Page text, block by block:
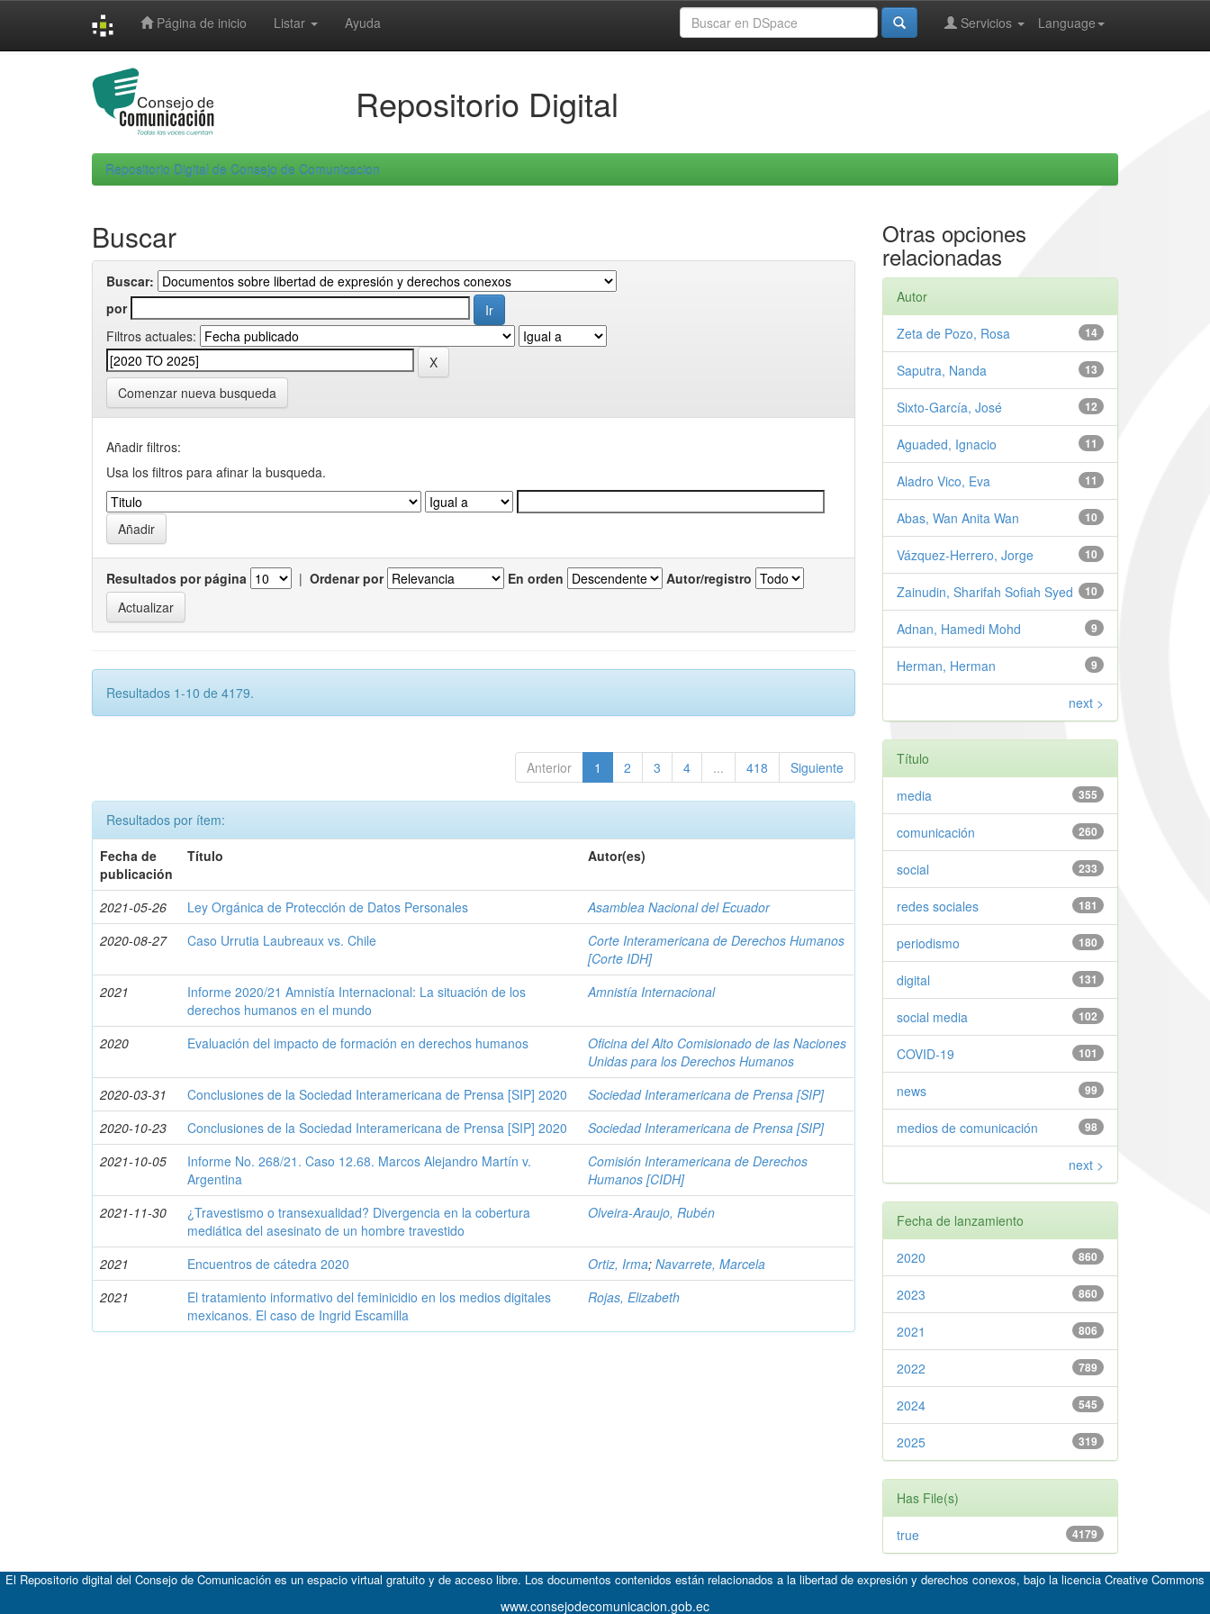
Página de inicio Listar Ayuda Language
Servicios
Repositorio Digital
Repositorio Digital de Consejo de Comunicacion
Buscar
Buscar:
por
Filtros actuales:
Comenzar nueva busqueda
Añadir filtros:
Usa los filtros para afinar la busqueda.
Resultados por página | Ordenar por En orden Autor/registro
Resultados 1-10 de 4179.
Anterior 1 2 3 4 ... 418 Siguiente
Resultados por ítem:
Fecha de
publicación
Título Autor(es)
2021-05-26 Ley Orgánica de Protección de Datos Personales
Asamblea Nacional del Ecuador
2020-08-27
Caso Urrutia Laubreaux vs. Chile
Corte Interamericana de Derechos Humanos
[Corte IDH]
2021
Informe 2020/21 Amnistía Internacional: La situación de los
derechos humanos en el mundo
Amnistía Internacional
2020 Evaluación del impacto de formación en derechos humanos
Oficina del Alto Comisionado de las Naciones
Unidas para los Derechos Humanos
2020-03-31
Conclusiones de la Sociedad Interamericana de Prensa [SIP] 2020
Sociedad Interamericana de Prensa [SIP]
2020-10-23
Conclusiones de la Sociedad Interamericana de Prensa [SIP] 2020
Sociedad Interamericana de Prensa [SIP]
2021-10-05
Informe No. 268/21. Caso 12.68. Marcos Alejandro Martín v.
Argentina
Comisión Interamericana de Derechos
Humanos [CIDH]
2021-11-30
¿Travestismo o transexualidad? Divergencia en la cobertura
mediática del asesinato de un hombre travestido
Olveira-Araujo, Rubén
2021 Encuentros de cátedra 2020 Ortiz, Irma;Navarrete, Marcela
2021
El tratamiento informativo del feminicidio en los medios digitales
mexicanos. El caso de Ingrid Escamilla
Rojas, Elizabeth
Otras opciones
relacionadas
Autor
14
Zeta de Pozo, Rosa
13
Saputra, Nanda
12
Sixto-García, José
11
Aguaded, Ignacio
11
Aladro Vico, Eva
10
Abas, Wan Anita Wan
10
Vázquez-Herrero, Jorge
10
Zainudin, Sharifah Sofiah Syed
9
Adnan, Hamedi Mohd
9
Herman, Herman
next >
Título
355
media
260
comunicación
233
social
181
redes sociales
180
periodismo
131
digital
102
social media
101
COVID-19
99
news
98
medios de comunicación
next >
Fecha de lanzamiento
860
2020
860
2023
806
2021
789
2022
545
2024
319
2025
Has File(s)
4179
true
El Repositorio digital del Consejo de Comunicación es un espacio virtual gratuito y de acceso libre. Los documentos contenidos están relacionados a la libertad de expresión y derechos conexos, bajo la licencia Creative Commons
www.consejodecomunicacion.gob.ec